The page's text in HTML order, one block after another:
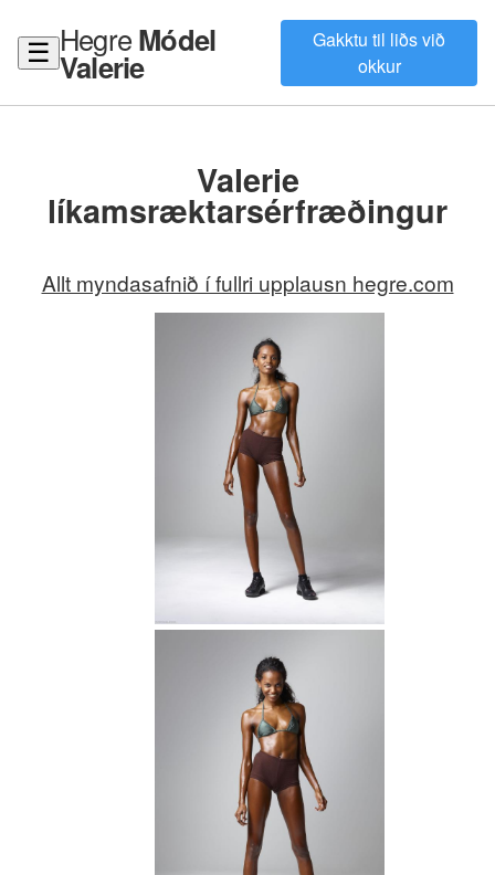
☰ HegreMódel
Valerie
Gakktu til liðs við
okkur
Valerie
líkamsræktarsérfræðingur
Allt myndasafnið í fullri upplausn hegre.com